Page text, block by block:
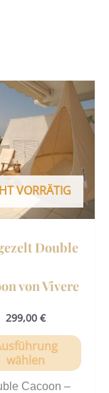
VORRÄTIG
Double
von Vivere
299,00 €
wählen
weist
auf.
Die
Cacoon –